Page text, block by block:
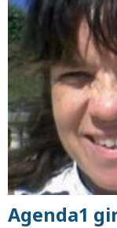
Agenda1